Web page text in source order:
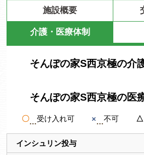
施設概要
介護・医療体制
そんぽの家S西京極の介
そんぽの家S西京極の医
〇 受け入れ可 × 不可 △
インシュリン投与